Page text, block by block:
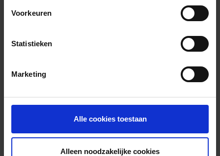
Voorkeuren
Statistieken
Marketing
Alle cookies toestaan
Alleen noodzakelijke cookies